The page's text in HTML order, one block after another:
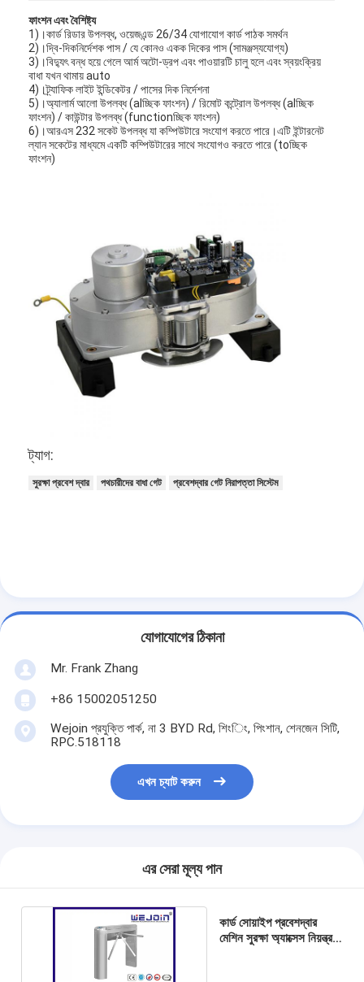
কারখানা পরিদর্শন
গুণমান নিয়ন্ত্রণ
খবর
স্বয়ংক্রিয় ব্যারিয়ার গেইট
ফাংশন এবং বৈশিষ্ট্য
1)।কার্ড রিডার উপলব্ধ, ওয়েজএন্ড 26/34 যোগাযোগ কার্ড পাঠক সমর্থন
2)।দ্বি-দিকনির্দেশক পাস / যে কোনও একক দিকের পাস (সামঞ্জস্যযোগ্য)
3)।বিদ্যুৎ বন্ধ হয়ে গেলে আর্ম অটো-ড্রপ এবং পাওয়ারটি চালু হলে এবং স্বয়ংক্রিয়
বাধা যখন থামায় auto
4)।ট্র্যাফিক লাইট ইন্ডিকেটর / পাসের দিক নির্দেশনা
5)।অ্যালার্ম আলো উপলব্ধ (alচ্ছিক ফাংশন) / রিমোট কন্ট্রোল উপলব্ধ (alচ্ছিক
ফাংশন) / কাউন্টার উপলব্ধ (functionচ্ছিক ফাংশন)
6)।আরএস 232 সকেট উপলব্ধ যা কম্পিউটারে সংযোগ করতে পারে।এটি ইন্টারনেট
ল্যান সকেটের মাধ্যমে একটি কম্পিউটারের সাথে সংযোগও করতে পারে (toচ্ছিক
ফাংশন)
ট্যাগ:
সুরক্ষা প্রবেশ দ্বার পথচারীদের বাধা গেট প্রবেশদ্বার গেট নিরাপত্তা সিস্টেম
যোগাযোগের ঠিকানা
Mr. Frank Zhang
+86 15002051250
Wejoin প্রযুক্তি পার্ক, না 3 BYD Rd, শিংিং, পিংশান, শেনজেন সিটি,
RPC.518118
এখন চ্যাট করুন
এর সেরা মূল্য পান
কার্ড সোয়াইপ প্রবেশদ্বার
মেশিন সুরক্ষা অ্যাক্সেস নিয়ন্ত্রণ